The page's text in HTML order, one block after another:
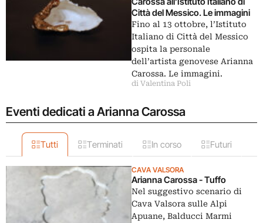
Città del Messico. Le immagini
Fino al 13 ottobre, l’Istituto
Italiano di Città del Messico
ospita la personale
dell’artista genovese Arianna
Carossa. Le immagini.
di Valentina Poli
Eventi dedicati a Arianna Carossa
Tutti Terminati In corso Futuri
CAVA VALSORA
Arianna Carossa - Tuffo
Nel suggestivo scenario di
Cava Valsora sulle Alpi
Apuane, Balducci Marmi